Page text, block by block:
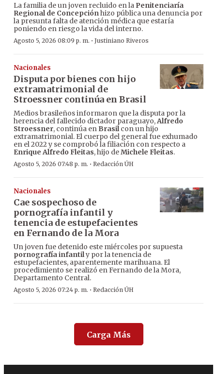
La familia de un joven recluido en la Penitenciaría
Regional de Concepciónhizo pública una denuncia por
la presunta falta de atención médica que estaría
poniendo en riesgo la vida del interno.
Agosto 5, 2026 08:09 p. m. · Justiniano Riveros
Nacionales
Disputa por bienes con hijo
extramatrimonial de
Stroessner continúa en Brasil
Medios brasileños informaron que la disputa por la
herencia del fallecido dictador paraguayo,Alfredo
Stroessner, continúa en Brasilcon un hijo
extramatrimonial. El cuerpo del general fue exhumado
en el 2022 y se comprobó la filiación con respecto a
Enrique Alfredo Fleitas, hijo deMichele Fleitas.
Agosto 5, 2026 07:48 p. m. · Redacción ÚH
Nacionales
Cae sospechoso de
pornografía infantil y
tenencia de estupefacientes
en Fernando de la Mora
Un joven fue detenido este miércoles por supuesta
pornografía infantily por la tenencia de
estupefacientes, aparentemente marihuana. El
procedimiento se realizó en Fernando de la Mora,
Departamento Central.
Agosto 5, 2026 07:24 p. m. · Redacción ÚH
Carga Más